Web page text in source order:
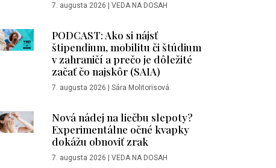
7. augusta 2026 | VEDA NA DOSAH
PODCAST: Ako si nájsť
štipendium, mobilitu či štúdium
v zahraničí a prečo je dôležité
začať čo najskôr (SAIA)
7. augusta 2026 | Sára Molitorisová
Nová nádej na liečbu slepoty?
Experimentálne očné kvapky
dokážu obnoviť zrak
7. augusta 2026 | VEDA NA DOSAH